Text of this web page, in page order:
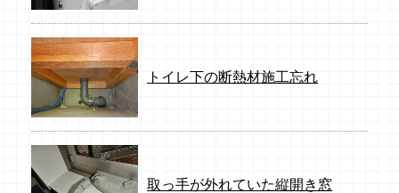
トイレ下の断熱材施工忘れ
取っ手が外れていた縦開き窓